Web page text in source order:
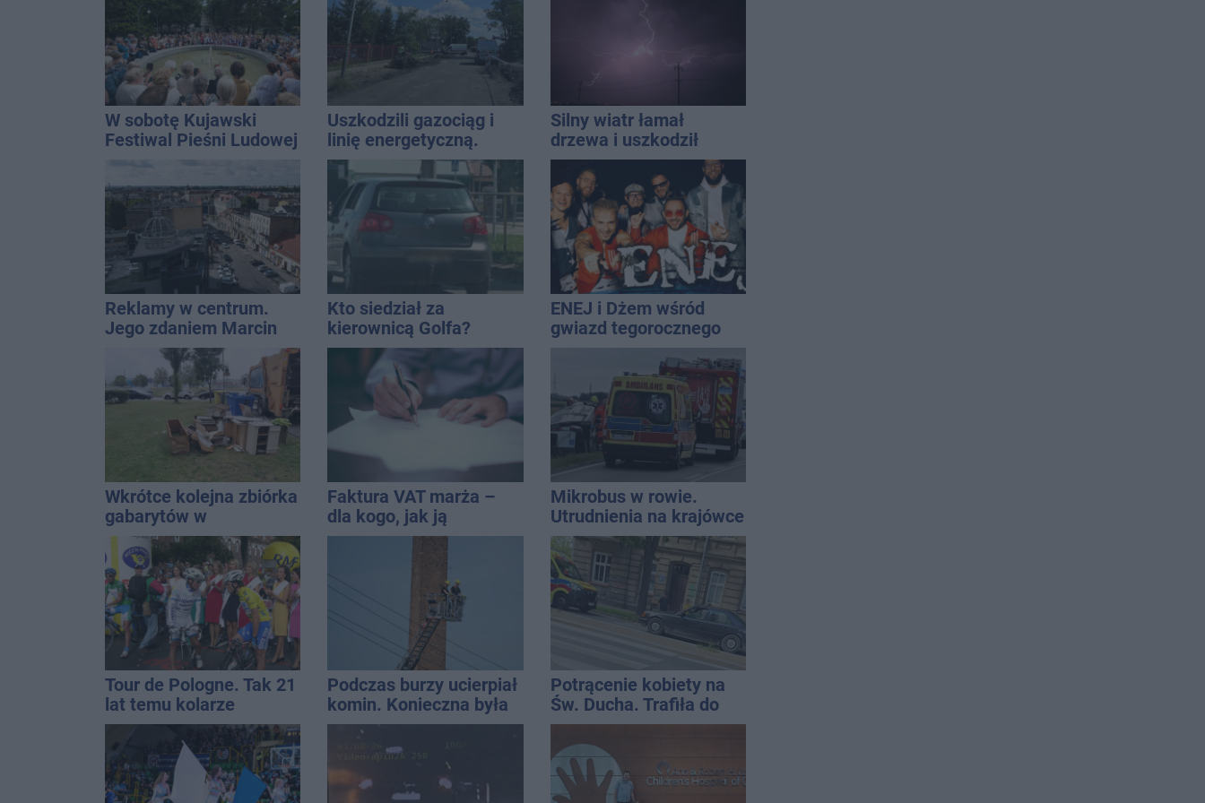
W sobotę Kujawski
Festiwal Pieśni Ludowej
Uszkodzili gazociąg i
linię energetyczną.
Interweniowały służby
Silny wiatr łamał
drzewa i uszkodził
dach. To nie koniec
ostrzeżeń
Reklamy w centrum.
Jego zdaniem Marcin
Wroński jest w błędzie
Kto siedział za
kierownicą Golfa?
Kierowca zbiegł po
kolizji
ENEJ i Dżem wśród
gwiazd tegorocznego
święta miasta
Wkrótce kolejna zbiórka
gabarytów w
Inowrocławiu
Faktura VAT marża –
dla kogo, jak ją
wystawić i jak rozliczyć
Mikrobus w rowie.
Utrudnienia na krajówce
Tour de Pologne. Tak 21
lat temu kolarze
startowali z
Inowrocławia
Podczas burzy ucierpiał
komin. Konieczna była
interwencja strażaków
Potrącenie kobiety na
Św. Ducha. Trafiła do
szpitala